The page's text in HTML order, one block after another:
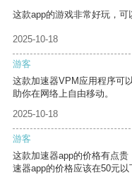
这款app的游戏非常好玩，可
2025-10-18
游客
这款加速器VPM应用程序可
助你在网络上自由移动。
2025-10-18
游客
这款加速器app的价格有点
速器app的价格应该在50元以